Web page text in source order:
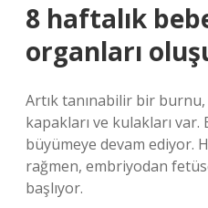
8 haftalık
organları
Artık tanınabilir bir
kapakları ve kulakları
büyümeye devam ediyor.
rağmen, embriyodan
başlıyor.